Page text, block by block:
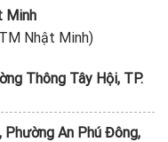
Minh
Nhật Minh)
Thông Tây Hội, TP.
An Phú Đông,